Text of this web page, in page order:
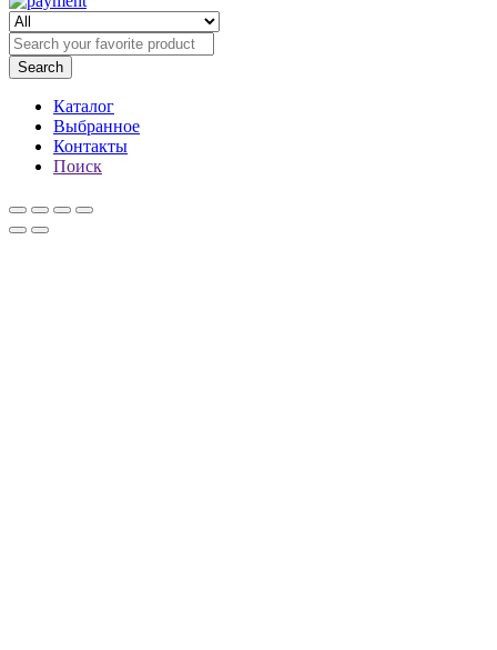
Search
Каталог
Выбранное
Контакты
Поиск